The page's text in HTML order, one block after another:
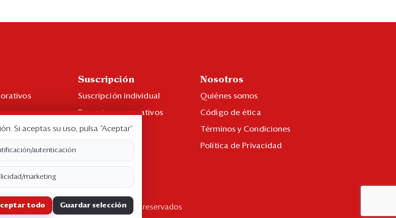
Suscripción
Suscripción individual
Paquetes corporativos
Edición Impresa
Nosotros
Quiénes somos
Código de ética
Términos y Condiciones
Política de Privacidad
Económica. Todos los derechos reservados
Si aceptas su uso, pulsa “Aceptar”.
autenticación
marketing
todo Guardar selección